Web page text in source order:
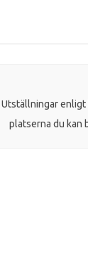
Utställningar enligt
platserna du kan